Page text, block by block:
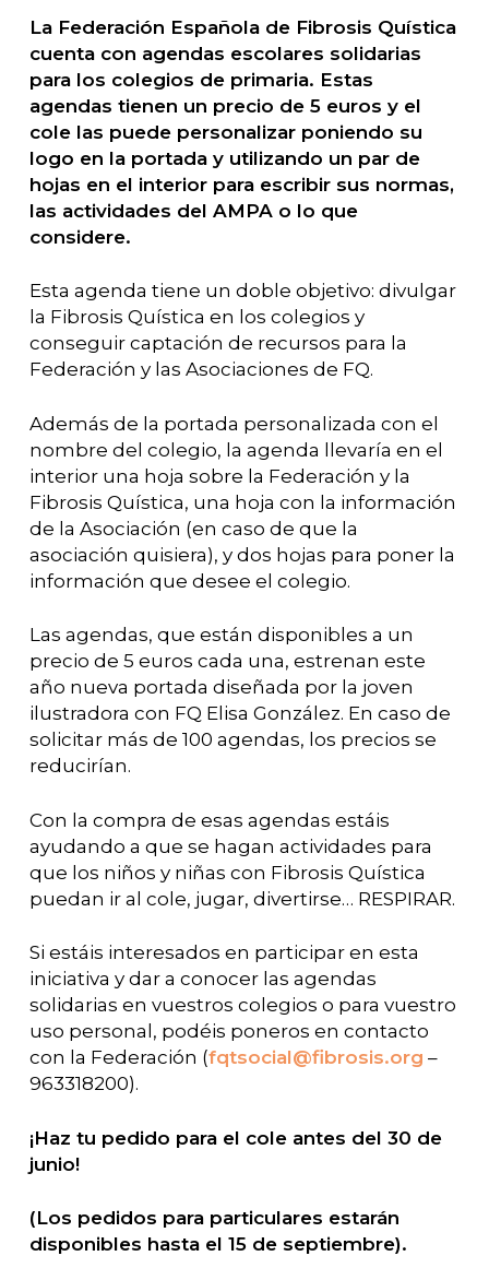
La Federación Española de Fibrosis Quística
cuenta con agendas escolares solidarias
para los colegios de primaria. Estas
agendas tienen un precio de 5 euros y el
cole las puede personalizar poniendo su
logo en la portada y utilizando un par de
hojas en el interior para escribir sus normas,
las actividades del AMPA o lo que
considere.
Esta agenda tiene un doble objetivo: divulgar
la Fibrosis Quística en los colegios y
conseguir captación de recursos para la
Federación y las Asociaciones de FQ.
Además de la portada personalizada con el
nombre del colegio, la agenda llevaría en el
interior una hoja sobre la Federación y la
Fibrosis Quística, una hoja con la información
de la Asociación (en caso de que la
asociación quisiera), y dos hojas para poner la
información que desee el colegio.
Las agendas, que están disponibles a un
precio de 5 euros cada una, estrenan este
año nueva portada diseñada por la joven
ilustradora con FQ Elisa González. En caso de
solicitar más de 100 agendas, los precios se
reducirían.
Con la compra de esas agendas estáis
ayudando a que se hagan actividades para
que los niños y niñas con Fibrosis Quística
puedan ir al cole, jugar, divertirse… RESPIRAR.
Si estáis interesados en participar en esta
iniciativa y dar a conocer las agendas
solidarias en vuestros colegios o para vuestro
uso personal, podéis poneros en contacto
con la Federación (fqtsocial@fibrosis.org –
963318200).
¡Haz tu pedido para el cole antes del 30 de
junio!
(Los pedidos para particulares estarán
disponibles hasta el 15 de septiembre).